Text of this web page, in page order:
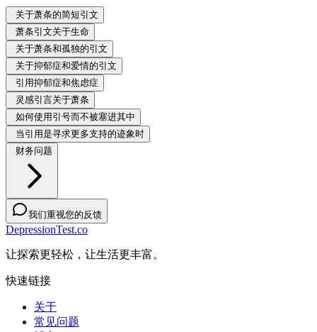
关于萧条的简短引文
萧条引文关于生命
关于萧条和孤独的引文
关于抑郁症和爱情的引文
引用抑郁症和焦虑症
灵感引言关于萧条
如何使用引号而不被塞进其中
当引用是寻求更多支持的迹象时
财务问题
我们重视您的反馈
DepressionTest.co
让探索更轻松，让生活更丰富。
快速链接
关于
常见问题